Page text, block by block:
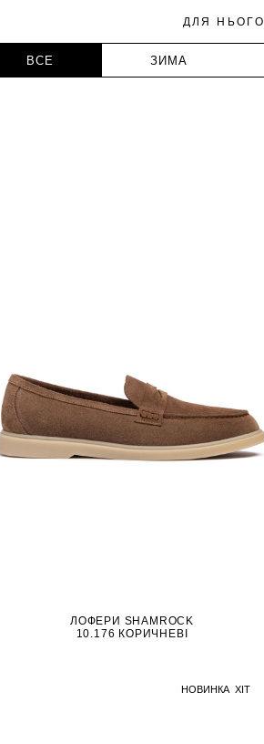
ДЛЯ НЬОГО
ВСЕ ЗИМА
ЛОФЕРИ SHAMROCK
10.176 КОРИЧНЕВІ
НОВИНКА ХІТ